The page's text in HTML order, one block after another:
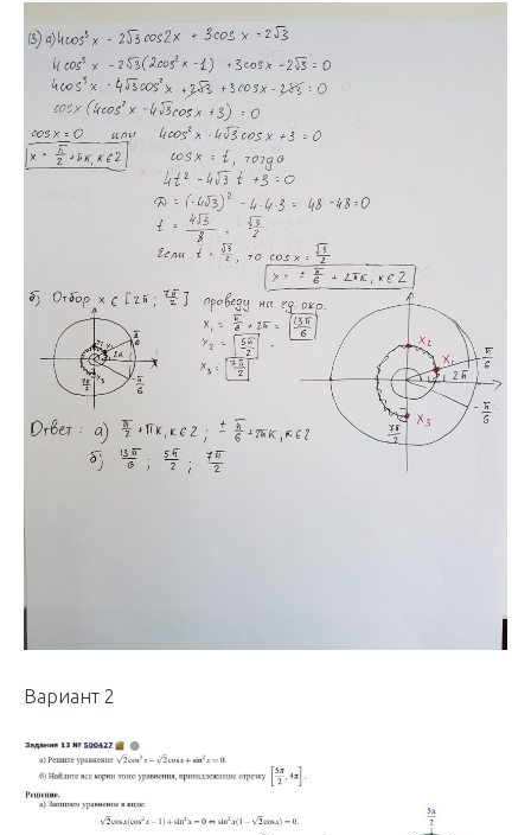
Вариант 2